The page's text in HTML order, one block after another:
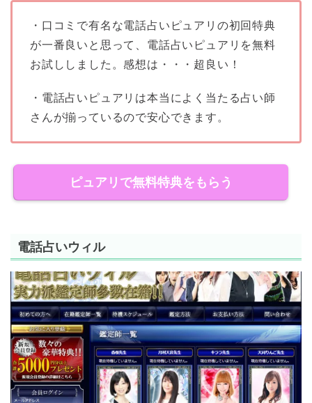
・口コミで有名な電話占いピュアリの初回特典
が一番良いと思って、電話占いピュアリを無料
お試ししました。感想は・・・超良い！
・電話占いピュアリは本当によく当たる占い師
さんが揃っているので安心できます。
ピュアリで無料特典をもらう
電話占いウィル